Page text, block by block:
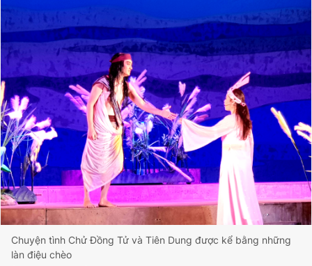
Theo dõi báo trên
0906 645 777
Liên hệ quảng cáo
0908 780 404
Đặt báo Quảng cáo RSS Tòa soạn Chính sách bảo
Tổng biên tập: Nguyễn Ngọc Toàn
Phó tổng biên tập thường trực: Hải Thành
Phó tổng biên tập: Lâm Hiếu Dũng
Phó tổng biên tập: Trần Việt Hưng
Tổng thư ký tòa soạn: Đức Trung
Giấy phép xuất bản số 110/GP - BTTTT cấp ngày 24.3.2020
© 2003-2026 Bản quyền thuộc về Báo Thanh Niên. Cấm sao
chép dưới mọi hình thức nếu không có sự chấp thuận bằng văn
bản. Phát triển bởi ePi Technologies, JSC.
Chuyện tình Chử Đồng Tử và Tiên Dung được kể bằng những
làn điệu chèo